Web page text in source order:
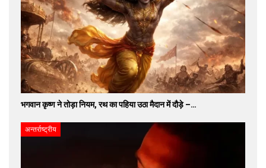
भगवान कृष्ण ने तोड़ा नियम, रथ का पहिया उठा मैदान में दौड़े –…
अन्तर्राष्ट्रीय